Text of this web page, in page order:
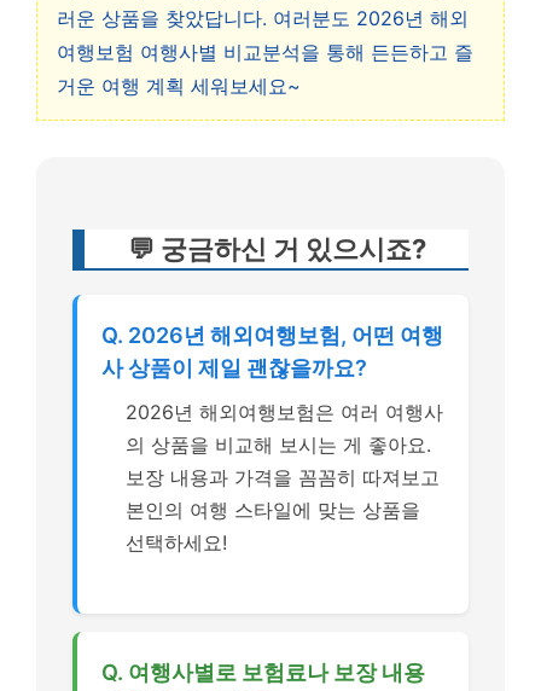
러운 상품을 찾았답니다. 여러분도 2026년 해외
여행보험 여행사별 비교분석을 통해 든든하고 즐
거운 여행 계획 세워보세요~
💬 궁금하신 거 있으시죠?
Q. 2026년 해외여행보험, 어떤 여행
사 상품이 제일 괜찮을까요?
2026년 해외여행보험은 여러 여행사
의 상품을 비교해 보시는 게 좋아요.
보장 내용과 가격을 꼼꼼히 따져보고
본인의 여행 스타일에 맞는 상품을
선택하세요!
Q. 여행사별로 보험료나 보장 내용